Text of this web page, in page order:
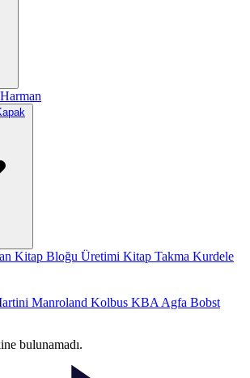
Harman
Kitap Bloğu Üretimi Kitap Takma Kurdele
Manroland Kolbus KBA Agfa Bobst
bulunamadı.